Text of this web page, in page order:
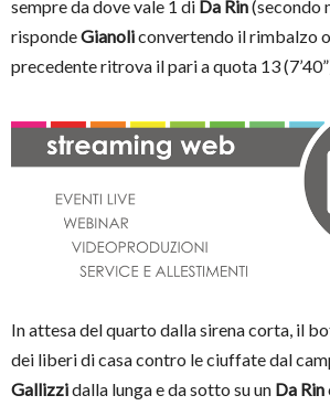
sempre da dove vale 1 di Da Rin(secondo
rispondeGianoliconvertendo il rimbalzo
precedente ritrova il pari a quota 13
In attesa del quarto dalla sirena corta, il
dei liberi di casa contro le ciuffate dal
Gallizzidalla lunga e da sotto su un Da Rin